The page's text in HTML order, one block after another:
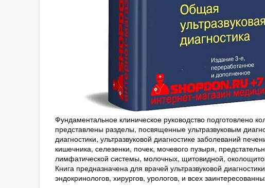
Фундаментальное клиническое руководство подготовлено
представлены разделы, посвященные ультразвуковым
диагностики, ультразвуковой диагностике заболеваний
кишечника, селезенки, почек, мочевого пузыря,
лимфатической системы, молочных, щитовидной,
Книга предназначена для врачей ультразвуковой
эндокринологов, хирургов, урологов, и всех